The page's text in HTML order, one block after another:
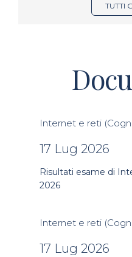
TUTTI
Internet e reti
17 Lug 2026
Risultati esame di
2026
Internet e reti
17 Lug 2026